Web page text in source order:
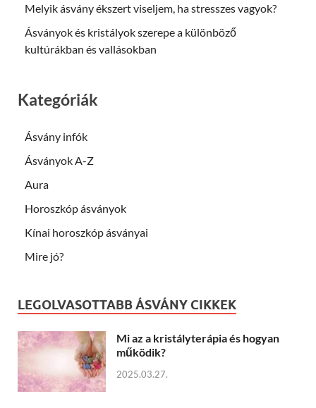
Melyik ásvány ékszert viseljem, ha stresszes vagyok?
Ásványok és kristályok szerepe a különböző
kultúrákban és vallásokban
Kategóriák
Ásvány infók
Ásványok A-Z
Aura
Horoszkóp ásványok
Kínai horoszkóp ásványai
Mire jó?
LEGOLVASOTTABB ÁSVÁNY CIKKEK
Mi az a kristályterápia és hogyan
működik?
2025.03.27.